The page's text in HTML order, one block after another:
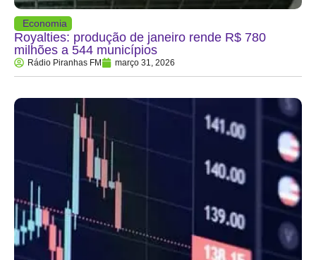
Economia
Royalties: produção de janeiro rende R$ 780
milhões a 544 municípios
Rádio Piranhas FM março 31, 2026